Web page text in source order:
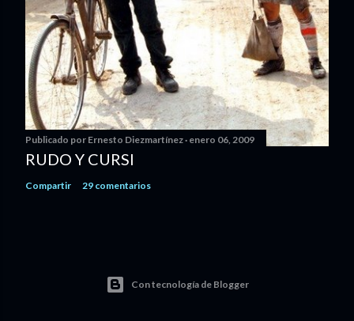
Publicado por Ernesto Diezmartínez enero 06, 2009
RUDO Y CURSI
Compartir 29 comentarios
Con tecnología de Blogger